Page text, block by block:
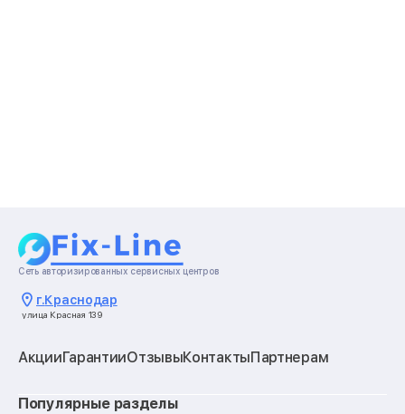
Сеть авторизированных сервисных центров
г.Краснодар
улица Красная 139
АкцииГарантииОтзывыКонтактыПартнерам
Популярные разделы